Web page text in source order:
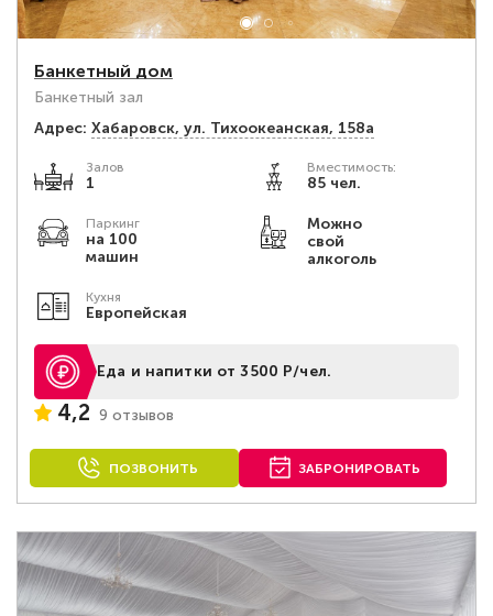
Банкетный дом
Банкетный зал
Адрес: Хабаровск, ул. Тихоокеанская, 158а
Залов
1
Вместимость:
85 чел.
Паркинг
на 100
машин
Можно
свой
алкоголь
Кухня
Европейская
Еда и напитки от 3500 Р/чел.
4,2 9 отзывов
ПОЗВОНИТЬ ЗАБРОНИРОВАТЬ